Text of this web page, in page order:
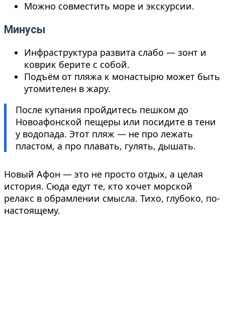
Можно совместить море и экскурсии.
Минусы
Инфраструктура развита слабо — зонт и
коврик берите с собой.
Подъём от пляжа к монастырю может быть
утомителен в жару.
После купания пройдитесь пешком до
Новоафонской пещеры или посидите в тени
у водопада. Этот пляж — не про лежать
пластом, а про плавать, гулять, дышать.
Новый Афон — это не просто отдых, а целая
история. Сюда едут те, кто хочет морской
релакс в обрамлении смысла. Тихо, глубоко, по-
настоящему.